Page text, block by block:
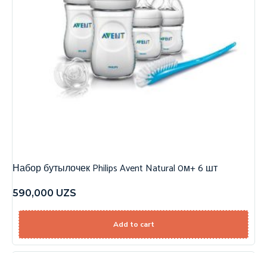
Набор бутылочек Philips Avent Natural 0м+ 6 шт
590,000 UZS
Add to cart